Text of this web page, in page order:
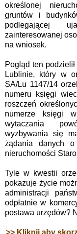
określonej
gruntów i
podlegającej
zainteresowanej
na wniosek.
Pogląd ten
Lublinie, który w
SA/Lu 1147/14
numeru księgi
roszczeń
numerze księgi
wytaczania
wyzbywania się
żądania danych o
nieruchomości
Tyle w kwestii
pokazuje życie
administracji
odpłatnie w
postawa urzędów?
>> Kliknij aby